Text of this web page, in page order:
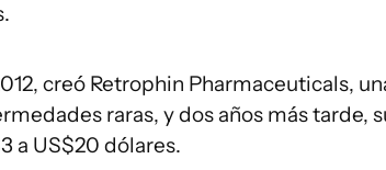
creó Retrophin Pharmaceuticals,
raras, y dos años más tarde,
a US$20 dólares.